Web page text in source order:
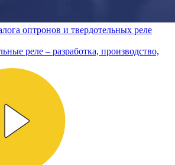
оптронов и твердотельных реле
реле – разработка, производство,